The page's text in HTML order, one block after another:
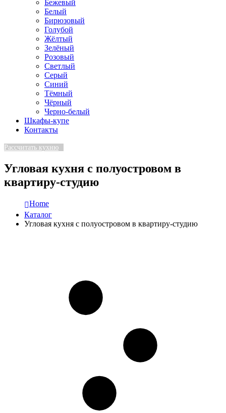
Бежевый
Белый
Бирюзовый
Голубой
Жёлтый
Зелёный
Розовый
Светлый
Серый
Синий
Тёмный
Чёрный
Черно-белый
Шкафы-купе
Контакты
Рассчитать кухню
Угловая кухня с полуостровом в
квартиру-студию
Home
Каталог
Угловая кухня с полуостровом в квартиру-студию